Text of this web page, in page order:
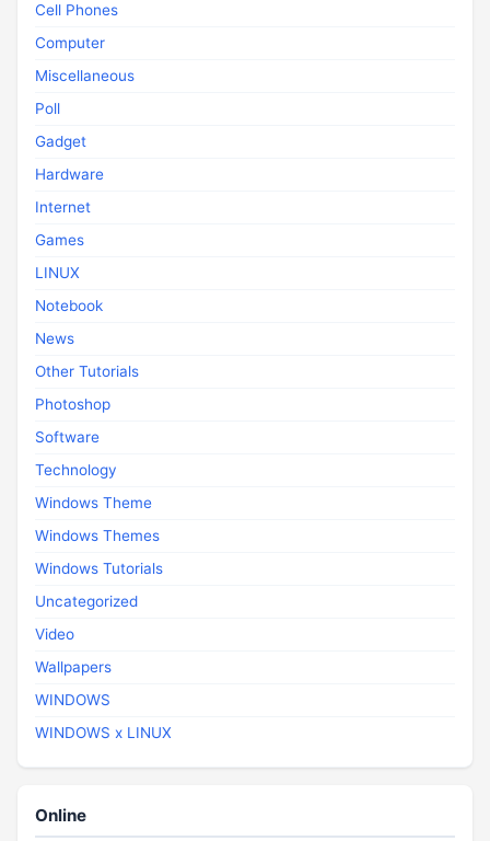
Cell Phones
Computer
Miscellaneous
Poll
Gadget
Hardware
Internet
Games
LINUX
Notebook
News
Other Tutorials
Photoshop
Software
Technology
Windows Theme
Windows Themes
Windows Tutorials
Uncategorized
Video
Wallpapers
WINDOWS
WINDOWS x LINUX
Online